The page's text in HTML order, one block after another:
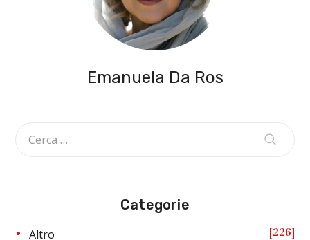
Emanuela Da Ros
Categorie
Altro 226